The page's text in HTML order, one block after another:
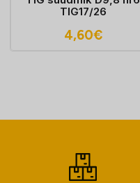
TIG17/26
4,60€